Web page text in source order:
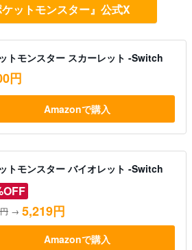
ットモンスター』公式X
トモンスター スカーレット -Switch
円
Amazonで購入
トモンスター バイオレット -Switch
→ 5,219円
Amazonで購入